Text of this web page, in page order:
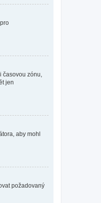
zónu,
jen
aby mohl
požadovaný